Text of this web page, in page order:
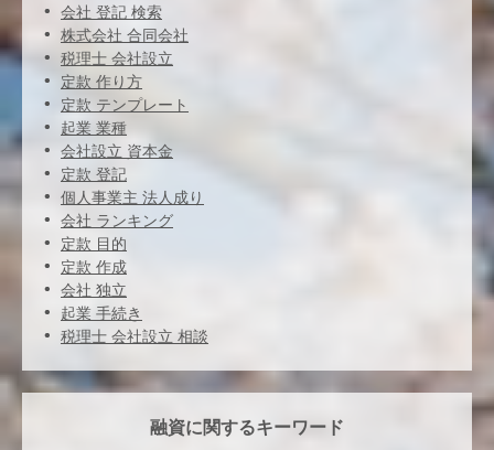
会社 登記 検索
株式会社 合同会社
税理士 会社設立
定款 作り方
定款 テンプレート
起業 業種
会社設立 資本金
定款 登記
個人事業主 法人成り
会社 ランキング
定款 目的
定款 作成
会社 独立
起業 手続き
税理士 会社設立 相談
融資に関するキーワード